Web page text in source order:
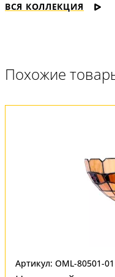
ВСЯ КОЛЛЕКЦИЯ
Похожие
Артикул: OML-80501-01